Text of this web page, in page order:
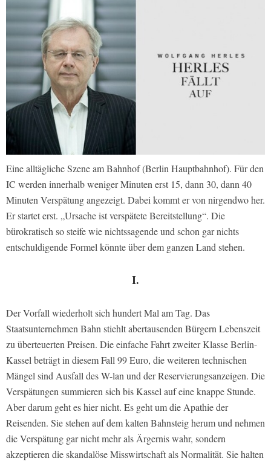
Eine alltägliche Szene am Bahnhof (Berlin Hauptbahnhof). Für den
IC werden innerhalb weniger Minuten erst 15, dann 30, dann 40
Minuten Verspätung angezeigt. Dabei kommt er von nirgendwo her.
Er startet erst. „Ursache ist verspätete Bereitstellung“. Die
bürokratisch so steife wie nichtssagende und schon gar nichts
entschuldigende Formel könnte über dem ganzen Land stehen.
I.
Der Vorfall wiederholt sich hundert Mal am Tag. Das
Staatsunternehmen Bahn stiehlt abertausenden Bürgern Lebenszeit
zu überteuerten Preisen. Die einfache Fahrt zweiter Klasse Berlin-
Kassel beträgt in diesem Fall 99 Euro, die weiteren technischen
Mängel sind Ausfall des W-lan und der Reservierungsanzeigen. Die
Verspätungen summieren sich bis Kassel auf eine knappe Stunde.
Aber darum geht es hier nicht. Es geht um die Apathie der
Reisenden. Sie stehen auf dem kalten Bahnsteig herum und nehmen
die Verspätung gar nicht mehr als Ärgernis wahr, sondern
akzeptieren die skandalöse Misswirtschaft als Normalität. Sie halten